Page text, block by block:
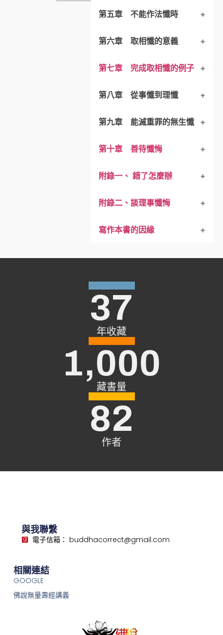
第四節 事懺與理懺
第一節 禮佛的懺悔功用
第二節 持咒的懺悔功用
第五章 不能作法懺時
第一節 作法懺的功用
第二節 以心念法悔罪
第三節 大乘的懺悔觀
第六章 取相懺的意義
第一節 禮佛罪滅的徵象
第二節 持咒罪滅的徵象
第三節 見到瑞相的意義
第四節 信心能滅罪
第五節 取相懺與修行
第七章 完成取相懺的例子
第八章 從事懺到理懺
第一節 理懺的重要性
第二節 理懺的內容
第九章 能滅重罪的無生懺
第一、二節 前言、懺除殺父罪的
第十章 善待懺悔
附錄一、 錯了怎麼辦
附錄二、談理事懺悔
寫作本書的因緣
年收藏
37
藏書量
1,000
作者
82
與我聯繫
電子信箱： buddhacorrect@gmail.com
相關連結
GOOGLE
佛說無量壽經講義